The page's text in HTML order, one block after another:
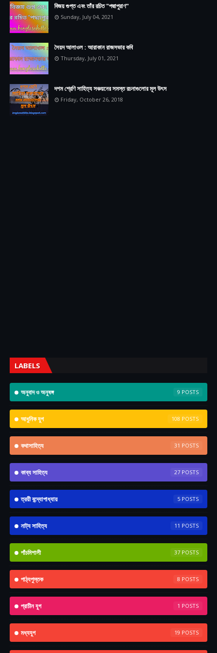
বিজয় গুপ্ত এবং তাঁর রচিত "পদ্মাপুরাণ"
Sunday, July 04, 2021
সৈয়দ আলাওল : আরাকান রাজসভার কবি
Thursday, July 01, 2021
দশম শ্রেণি সাহিত্য সঞ্চয়নের সমস্ত রচনাগুলোর মূল উৎস
Friday, October 26, 2018
LABELS
অনুবাদ ও অনুষঙ্গ 9
আধুনিক যুগ 108
কথাসাহিত্য 31
কাব্য সাহিত্য 27
ত্রয়ী বন্দ্যোপাধ্যায় 5
নাট্য সাহিত্য 11
পাঁচমিশালী 37
পাঠ্যপুস্তক 8
প্রাচীন যুগ 1
মধ্যযুগ 19